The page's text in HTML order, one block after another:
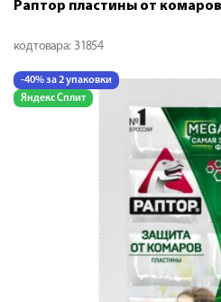
Раптор пластины от
код товара: 31854
-40% за 2 упаковки
Яндекс Сплит